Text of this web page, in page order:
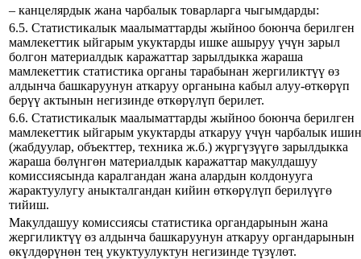
– канцелярдык жана чарбалык товарларга чыгымдарды:
6.5. Статистикалык маалыматтарды жыйноо боюнча берилген
мамлекеттик ыйгарым укуктарды ишке ашыруу үчүн зарыл
болгон материалдык каражаттар зарылдыкка жараша
мамлекеттик статистика органы тарабынан жергиликтүү өз
алдынча башкаруунун аткаруу органына кабыл алуу-өткөрүп
берүү актынын негизинде өткөрүлүп берилет.
6.6. Статистикалык маалыматтарды жыйноо боюнча берилген
мамлекеттик ыйгарым укуктарды аткаруу үчүн чарбалык ишин
(жабдуулар, объекттер, техника ж.б.) жүргүзүүгө зарылдыкка
жараша бөлүнгөн материалдык каражаттар макулдашуу
комиссиясында каралгандан жана алардын колдонууга
жарактуулугу аныкталгандан кийин өткөрүлүп берилүүгө
тийиш.
Макулдашуу комиссиясы статистика органдарынын жана
жергиликтүү өз алдынча башкаруунун аткаруу органдарынын
өкүлдөрүнөн тең укуктуулуктун негизинде түзүлөт.